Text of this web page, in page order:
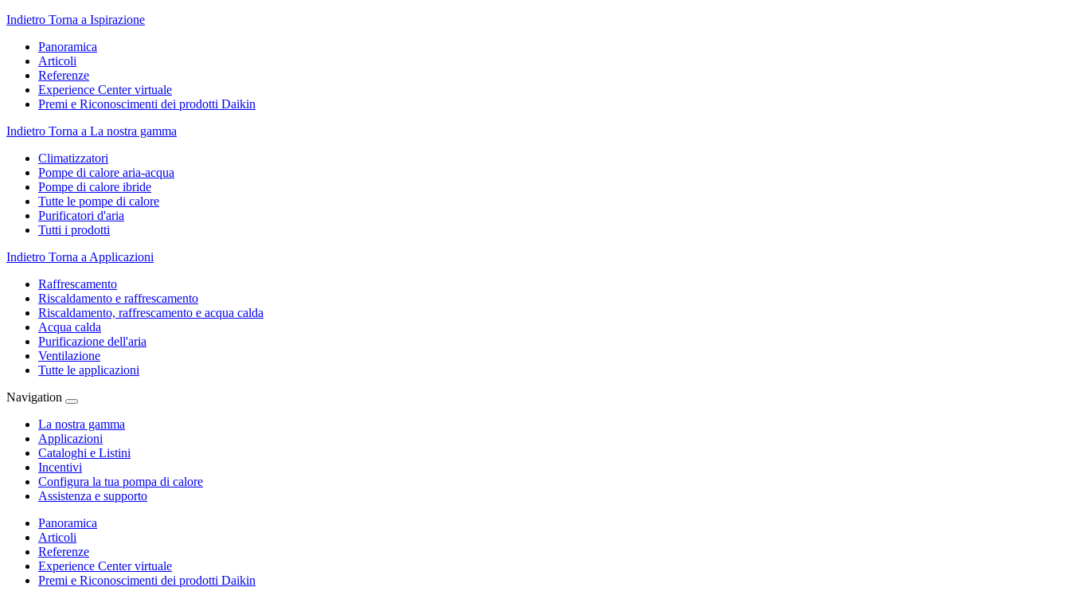
Indietro Torna a Ispirazione
Panoramica
Articoli
Referenze
Experience Center virtuale
Premi e Riconoscimenti dei prodotti Daikin
Indietro Torna a La nostra gamma
Climatizzatori
Pompe di calore aria-acqua
Pompe di calore ibride
Tutte le pompe di calore
Purificatori d'aria
Tutti i prodotti
Indietro Torna a Applicazioni
Raffrescamento
Riscaldamento e raffrescamento
Riscaldamento, raffrescamento e acqua calda
Acqua calda
Purificazione dell'aria
Ventilazione
Tutte le applicazioni
Navigation
La nostra gamma
Applicazioni
Cataloghi e Listini
Incentivi
Configura la tua pompa di calore
Assistenza e supporto
Panoramica
Articoli
Referenze
Experience Center virtuale
Premi e Riconoscimenti dei prodotti Daikin